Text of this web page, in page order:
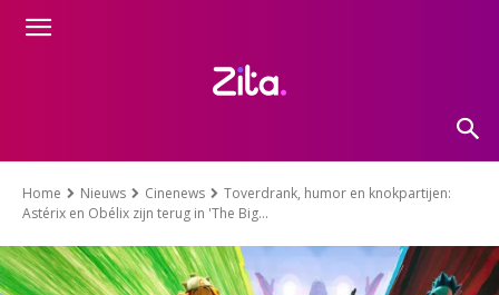
Home Nieuws Cinenews
Toverdrank, humor en knokpartijen:
Astérix en Obélix zijn terug in 'The Big...